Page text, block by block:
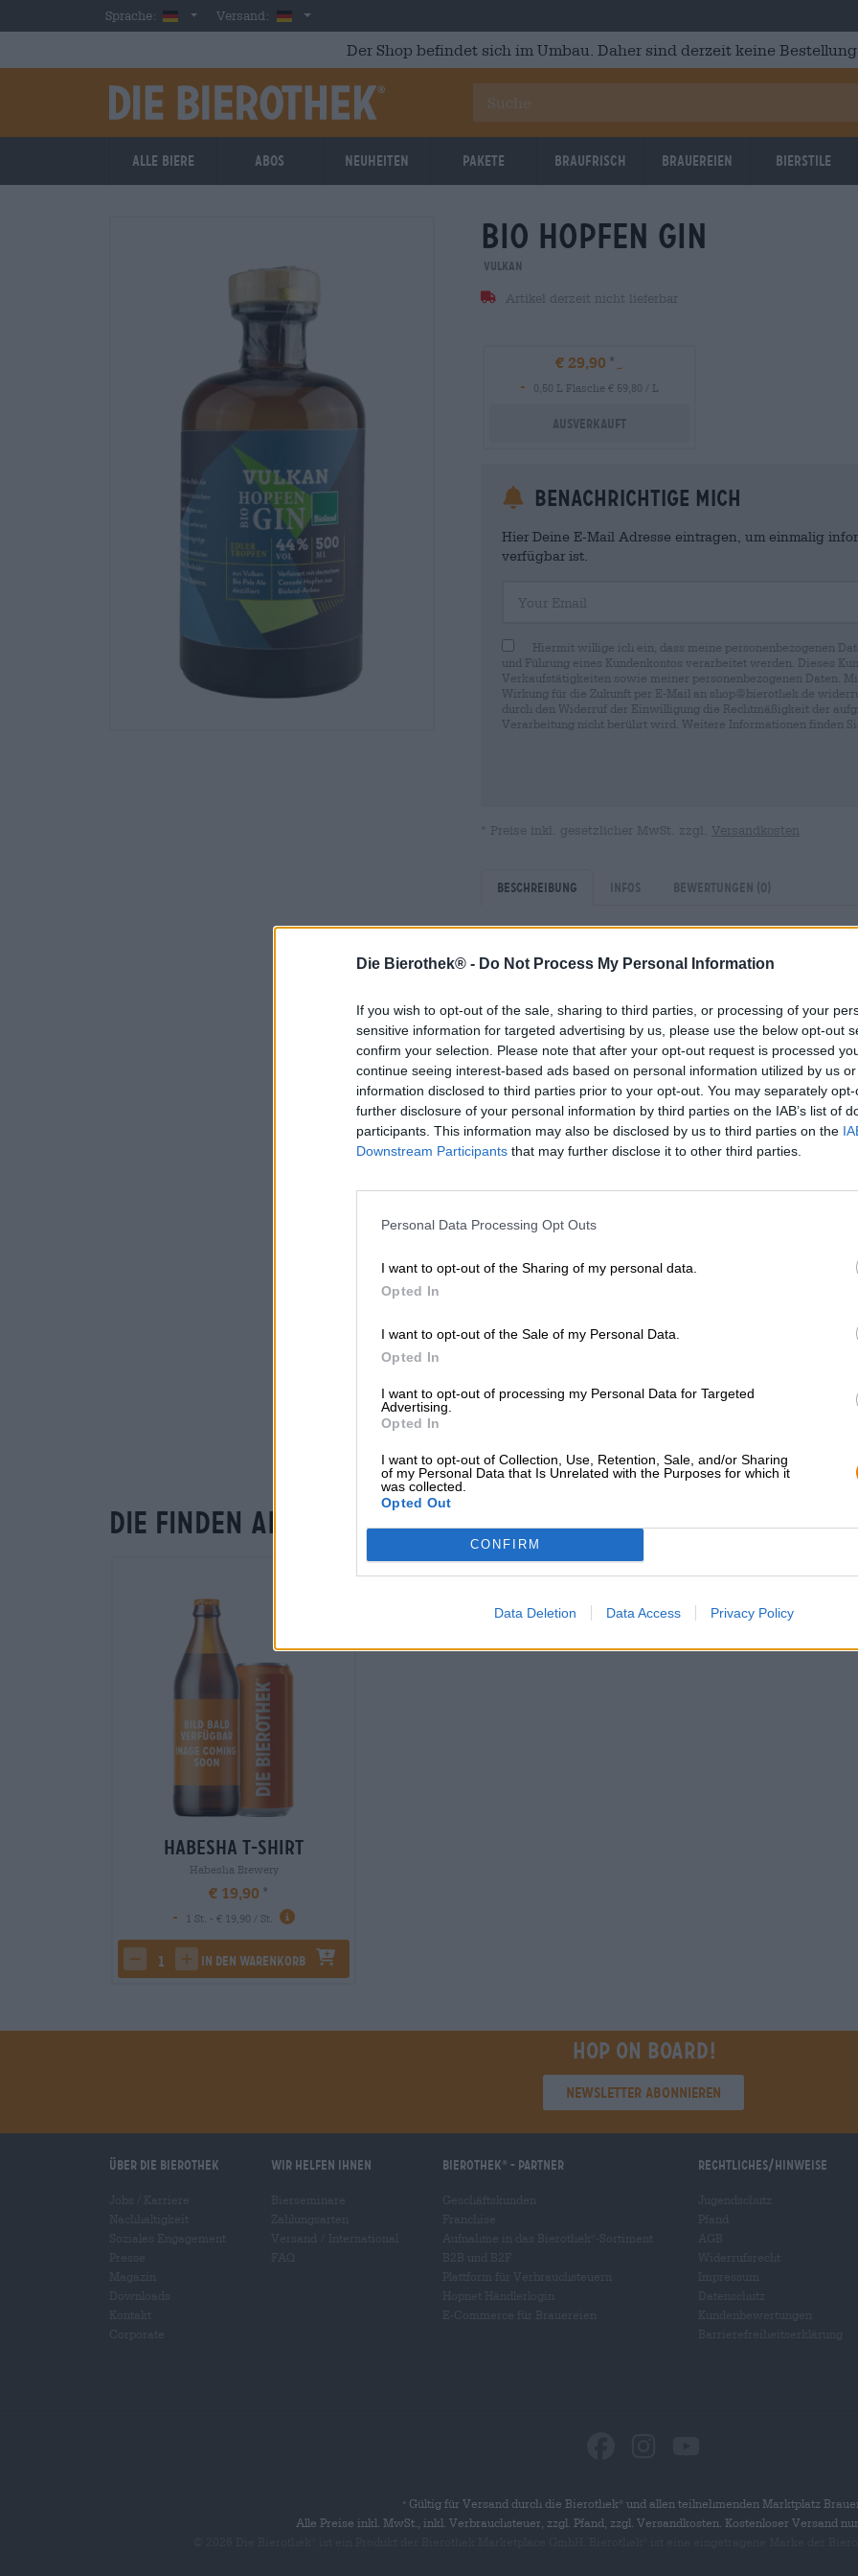
Die Bierothek® - Do Not Process My Personal Information
If you wish to opt-out of the sale, sharing to third parties, or processing of your
sensitive information for targeted advertising by us, please use the below opt-out
confirm your selection. Please note that after your opt-out request is processed
continue seeing interest-based ads based on personal information utilized by us
information disclosed to third parties prior to your opt-out. You may separately
further disclosure of your personal information by third parties on the IAB’s list of
participants. This information may also be disclosed by us to third parties on the
Downstream Participants that may further disclose it to other third parties.
Personal Data Processing Opt Outs
I want to opt-out of the Sharing of my personal data.
Opted In
I want to opt-out of the Sale of my Personal Data.
Opted In
I want to opt-out of processing my Personal Data for Targeted
Advertising.
Opted In
I want to opt-out of Collection, Use, Retention, Sale, and/or Sharing
of my Personal Data that Is Unrelated with the Purposes for which it
was collected.
Opted Out
CONFIRM
Data Deletion Data Access Privacy Policy
Skip to main contentSprache: GermanVersand: Deutschland
Der Shop befindet sich im Umbau. Daher sind derzeit keine
Alle Biere Abos Neuheiten Pakete Braufrisch Brauereien Bierstile
bio hopfen gin
Vulkan
Artikel derzeit nicht lieferbar
€ 29,90
-
0,50 L Flasche € 59,80 / L
Ausverkauft
Benachrichtige mich
Hier Deine E-Mail Adresse eintragen, um einmalig
verfügbar ist.
Hiermit willige ich ein, dass meine personenbezogenen
und Führung eines Kundenkontos verarbeitet werden. Dieses
Verkaufstätigkeiten sowie meiner personenbezogenen Daten.
Wirkung für die Zukunft per E-Mail an shop@bierothek.de
durch den Widerruf der Einwilligung die Rechtmäßigkeit der
Verarbeitung nicht berührt wird. Weitere Informationen finden
* Preise inkl. gesetzlicher MwSt. zzgl. Versandkosten
Beschreibung Infos Bewertungen (0)
Nachdem David Hertl von der Braumanufaktur Hertl
und dem
revolutioniert
Eine dieser Brauereien ist Vulkan aus der Eifel. Basis
süffigen Bier mit tropisch fruchtigem Charakter wird
feinstem Hopfen veredelt wird. Sowohl die
im Gin stammen aus Bioland-Anbau und sind von
exotischen Obstnoten in den Schnaps und ergänzen
anderen Kräutern ideal. Das Destillat bringt
richtige Wahl für besondere Momente.
Aufgrund seines frischen, kräutrigen und fruchtigen
mediterrane Menüs. Käsesorten aller Art, aber auch
Gin und finden in ihm eine harmonische Begleitung.
davon aber auch gerne als magenfreundliches Dessert
Bier? Wir sind für Dich da.
Händler oder
günstiger
Die finden andere Kunden auch lecker!
Habesha T-Shirt
Habesha Brewery
€ 19,90
-
1 St. - € 19,90 / St.
decrease quantity
increase quantity
In den Warenkorb
Hop on board!
Newsletter abonnieren
Über die Bierothek Wir helfen Ihnen Bierothek - Partner Rechtliches/Hinweise
* Gültig für Versand durch die Bierothek
und allen teilnehmenden Marktplatz
Alle Preise inkl. MwSt., inkl. Verbrauchsteuer, zzgl. Pfand, zzgl. Versandkosten. Kostenloser Versand
ist eine eingetragene Marke der